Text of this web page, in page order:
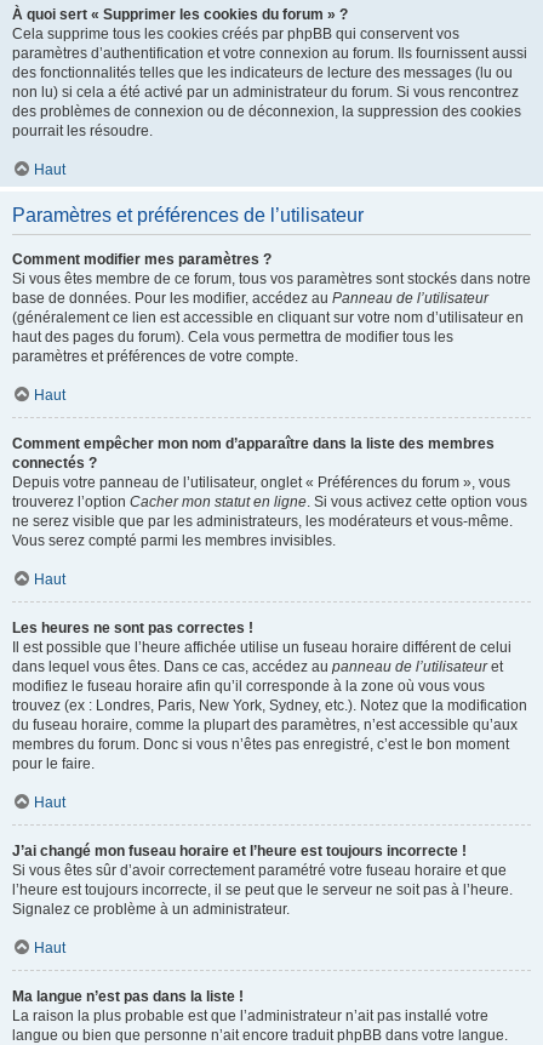
À quoi sert « Supprimer les cookies du forum » ?
Cela supprime tous les cookies créés par phpBB qui conservent vos
paramètres d’authentification et votre connexion au forum. Ils fournissent aussi
des fonctionnalités telles que les indicateurs de lecture des messages (lu ou
non lu) si cela a été activé par un administrateur du forum. Si vous rencontrez
des problèmes de connexion ou de déconnexion, la suppression des cookies
pourrait les résoudre.
Haut
Paramètres et préférences de l’utilisateur
Comment modifier mes paramètres ?
Si vous êtes membre de ce forum, tous vos paramètres sont stockés dans notre
base de données. Pour les modifier, accédez au Panneau de l’utilisateur
(généralement ce lien est accessible en cliquant sur votre nom d’utilisateur en
haut des pages du forum). Cela vous permettra de modifier tous les
paramètres et préférences de votre compte.
Haut
Comment empêcher mon nom d’apparaître dans la liste des membres
connectés ?
Depuis votre panneau de l’utilisateur, onglet « Préférences du forum », vous
trouverez l’option Cacher mon statut en ligne. Si vous activez cette option vous
ne serez visible que par les administrateurs, les modérateurs et vous-même.
Vous serez compté parmi les membres invisibles.
Haut
Les heures ne sont pas correctes !
Il est possible que l’heure affichée utilise un fuseau horaire différent de celui
dans lequel vous êtes. Dans ce cas, accédez au panneau de l’utilisateuret
modifiez le fuseau horaire afin qu’il corresponde à la zone où vous vous
trouvez (ex : Londres, Paris, New York, Sydney, etc.). Notez que la modification
du fuseau horaire, comme la plupart des paramètres, n’est accessible qu’aux
membres du forum. Donc si vous n’êtes pas enregistré, c’est le bon moment
pour le faire.
Haut
J’ai changé mon fuseau horaire et l’heure est toujours incorrecte !
Si vous êtes sûr d’avoir correctement paramétré votre fuseau horaire et que
l’heure est toujours incorrecte, il se peut que le serveur ne soit pas à l’heure.
Signalez ce problème à un administrateur.
Haut
Ma langue n’est pas dans la liste !
La raison la plus probable est que l’administrateur n’ait pas installé votre
langue ou bien que personne n’ait encore traduit phpBB dans votre langue.